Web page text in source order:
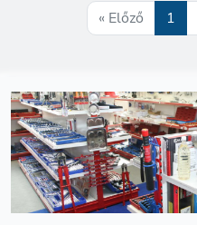
« Előző 1